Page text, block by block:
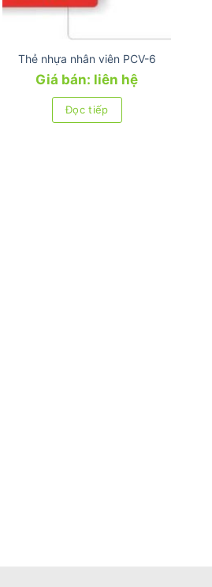
Thẻ nhựa nhân viên PCV-6
Giá bán: liên hệ
Đọc tiếp